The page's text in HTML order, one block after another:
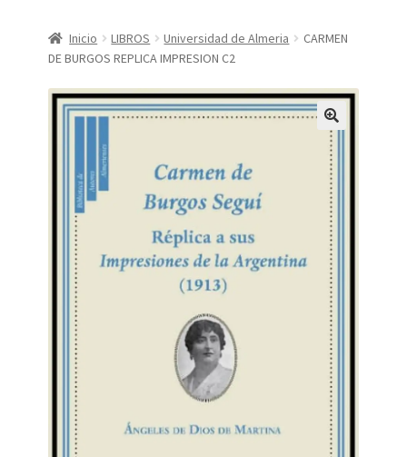
Finalizar compra
Mi cuenta
Política de Privacidad
Inicio LIBROS Universidad de Almeria
CARMEN
DE BURGOS REPLICA IMPRESION C2